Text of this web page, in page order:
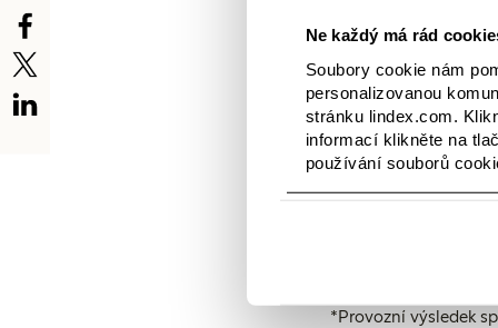
Ne každý má rád
Soubory cookie nám
personalizovanou
stránku lindex.com.
informací klikněte na
používání souborů
„Naše investice do
kroků v našem
vyrobeno z materiálů
dosáhnout 100 %.
a transformace na
součástí naší růstové
zákazníky pomocí
přicházejí i
společnosti Lindex
*Provozní výsledek